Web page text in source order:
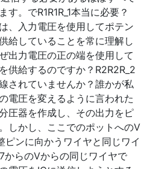
す。でR1R1R_1本当に必要？
、入力電圧を使用してポテン
給していることを常に理解し
出力電圧の正の端を使用して
供給するのですか？R2R2R_2
されていませんか？誰かが私
電圧を変えるように言われた
圧器を作成し、その出力をピ
しかし、ここでのポットへのV
ピンに向かうワイヤと同じワイ
からのVからの同じワイヤで